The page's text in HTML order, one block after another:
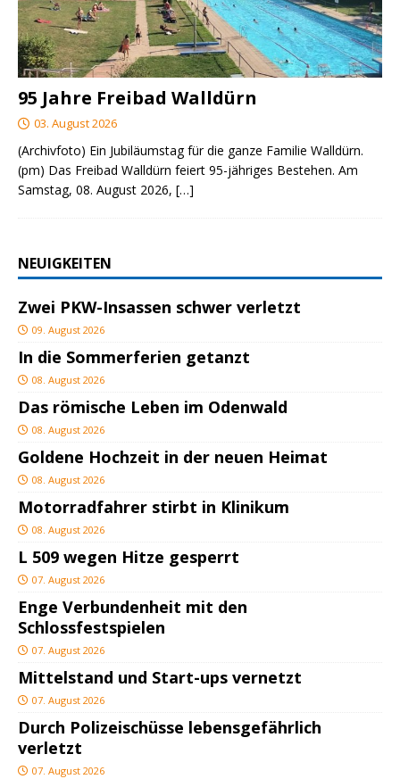
95 Jahre Freibad Walldürn
03. August 2026
(Archivfoto) Ein Jubiläumstag für die ganze Familie Walldürn.
(pm) Das Freibad Walldürn feiert 95-jähriges Bestehen. Am
Samstag, 08. August 2026, […]
NEUIGKEITEN
Zwei PKW-Insassen schwer verletzt
09. August 2026
In die Sommerferien getanzt
08. August 2026
Das römische Leben im Odenwald
08. August 2026
Goldene Hochzeit in der neuen Heimat
08. August 2026
Motorradfahrer stirbt in Klinikum
08. August 2026
L 509 wegen Hitze gesperrt
07. August 2026
Enge Verbundenheit mit den
Schlossfestspielen
07. August 2026
Mittelstand und Start-ups vernetzt
07. August 2026
Durch Polizeischüsse lebensgefährlich
verletzt
07. August 2026